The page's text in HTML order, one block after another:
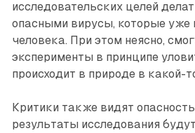
исследовательских целей
опасными вирусы, которые уже
человека. При этом неясно,
эксперименты в принципе
происходит в природе в какой-
Критики также видят опасность
результаты исследования